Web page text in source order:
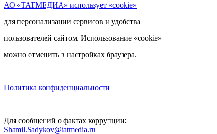
АО «ТАТМЕДИА» использует «cookie»
для персонализации сервисов и удобства
пользователей сайтом. Использование «cookie»
можно отменить в настройках браузера.
Политика конфиденциальности
Для сообщений о фактах коррупции:
Shamil.Sadykov@tatmedia.ru